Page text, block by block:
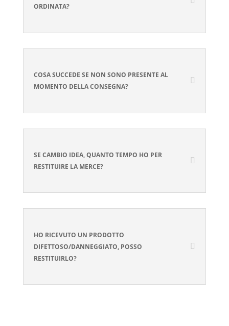
ORDINATA?
COSA SUCCEDE SE NON SONO PRESENTE AL
MOMENTO DELLA CONSEGNA?
SE CAMBIO IDEA, QUANTO TEMPO HO PER
RESTITUIRE LA MERCE?
HO RICEVUTO UN PRODOTTO
DIFETTOSO/DANNEGGIATO, POSSO
RESTITUIRLO?